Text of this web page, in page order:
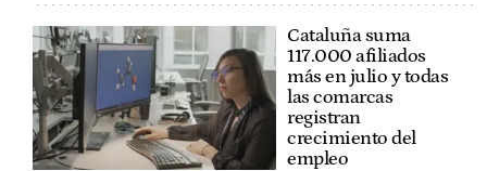
Cataluña suma
117.000 afiliados
más en julio y todas
las comarcas
registran
crecimiento del
empleo